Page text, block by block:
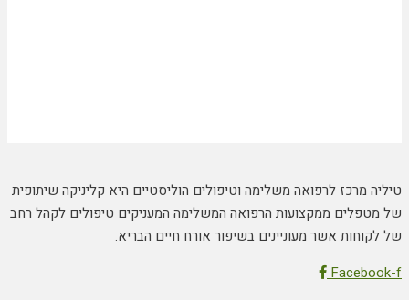
טיליה מרכז לרפואה משלימה וטיפולים הוליסטיים היא קליניקה שיתופית
של מטפלים ממקצועות הרפואה המשלימה המעניקים טיפולים לקהל רחב
של לקוחות אשר מעוניינים בשיפור אורח חיים הבריא.
Facebook-f